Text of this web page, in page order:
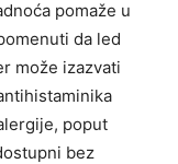
pomaže u
da led
može izazvati
poput
bez